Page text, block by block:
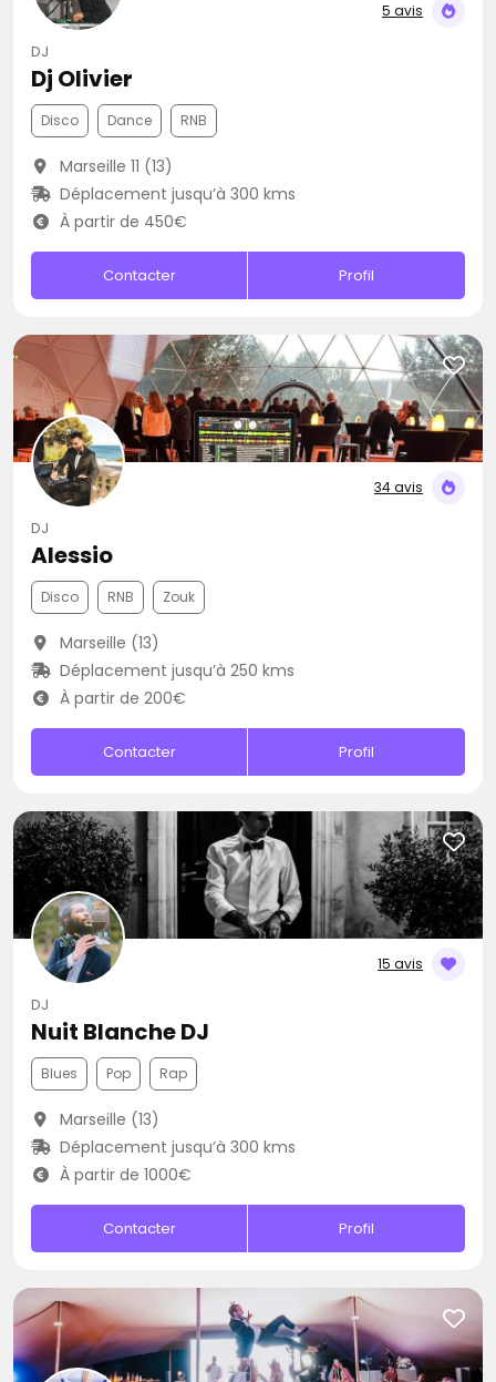
5 avis
DJ
Dj Olivier
Disco Dance RNB
Marseille 11 (13)
Déplacement jusqu’à 300 kms
À partir de 450€
Contacter Profil
34 avis
DJ
Alessio
Disco RNB Zouk
Marseille (13)
Déplacement jusqu’à 250 kms
À partir de 200€
Contacter Profil
15 avis
DJ
Nuit Blanche DJ
Blues Pop Rap
Marseille (13)
Déplacement jusqu’à 300 kms
À partir de 1000€
Contacter Profil